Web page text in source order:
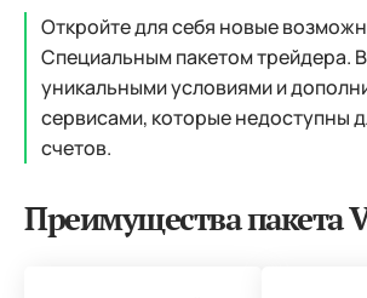
Откройте для себя новые
Специальным пакетом трейдера.
уникальными условиями и
сервисами, которые недоступны
счетов.
Преимущества пакета